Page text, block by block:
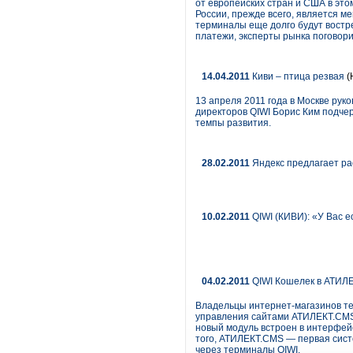
от европейских стран и США в
России, прежде всего, является
терминалы еще долго будут
платежи, эксперты рынка
14.04.2011 Киви – птица резвая
13 апреля 2011 года в Москве
директоров QIWI Борис Ким
темпы развития.
28.02.2011 Яндекс предлагает
10.02.2011 QIWI (КИВИ): «У Вас
04.02.2011 QIWI Кошелек в
Владельцы интернет-магазинов
управления сайтами
новый модуль встроен в
того, АТИЛЕКТ.CMS — первая
через терминалы QIWI.